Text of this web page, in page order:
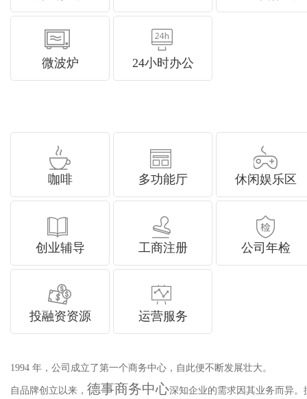
微波炉 24小时办公
咖啡 多功能厅 休闲娱乐区
创业辅导 工商注册 公司年检
投融资资源 运营服务
1994 年，公司成立了第一个商务中心，自此便不断发展壮大。
自品牌创立以来， 德事商务中心深知企业的需求因其业务而异。据